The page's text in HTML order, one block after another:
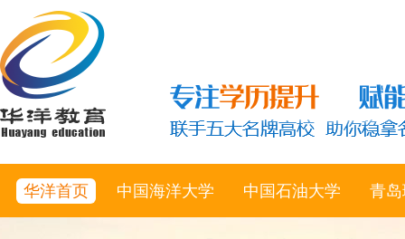
华洋首页 中国海洋大学 中国石油大学 青